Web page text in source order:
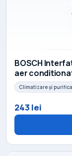
BOSCH
aer
Climatizare și
243 lei